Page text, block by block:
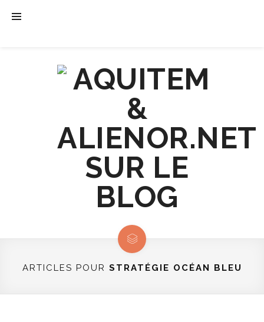
ARTICLES POUR STRATÉGIE OCÉAN BLEU